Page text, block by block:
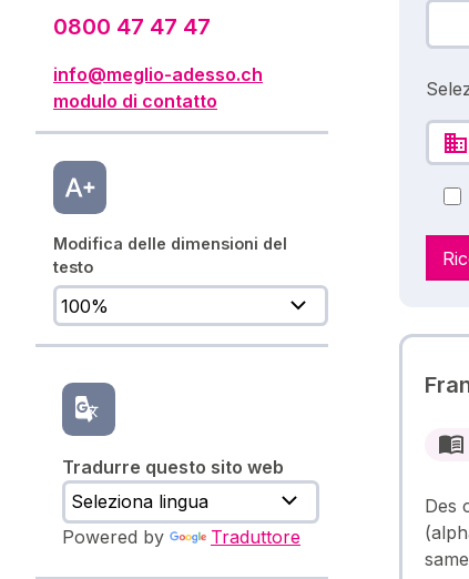
0800 47 47 47
info@meglio-adesso.ch
modulo di contatto
Modifica delle dimensioni del
testo
Tradurre questo sito web
Powered by Traduttore
Des